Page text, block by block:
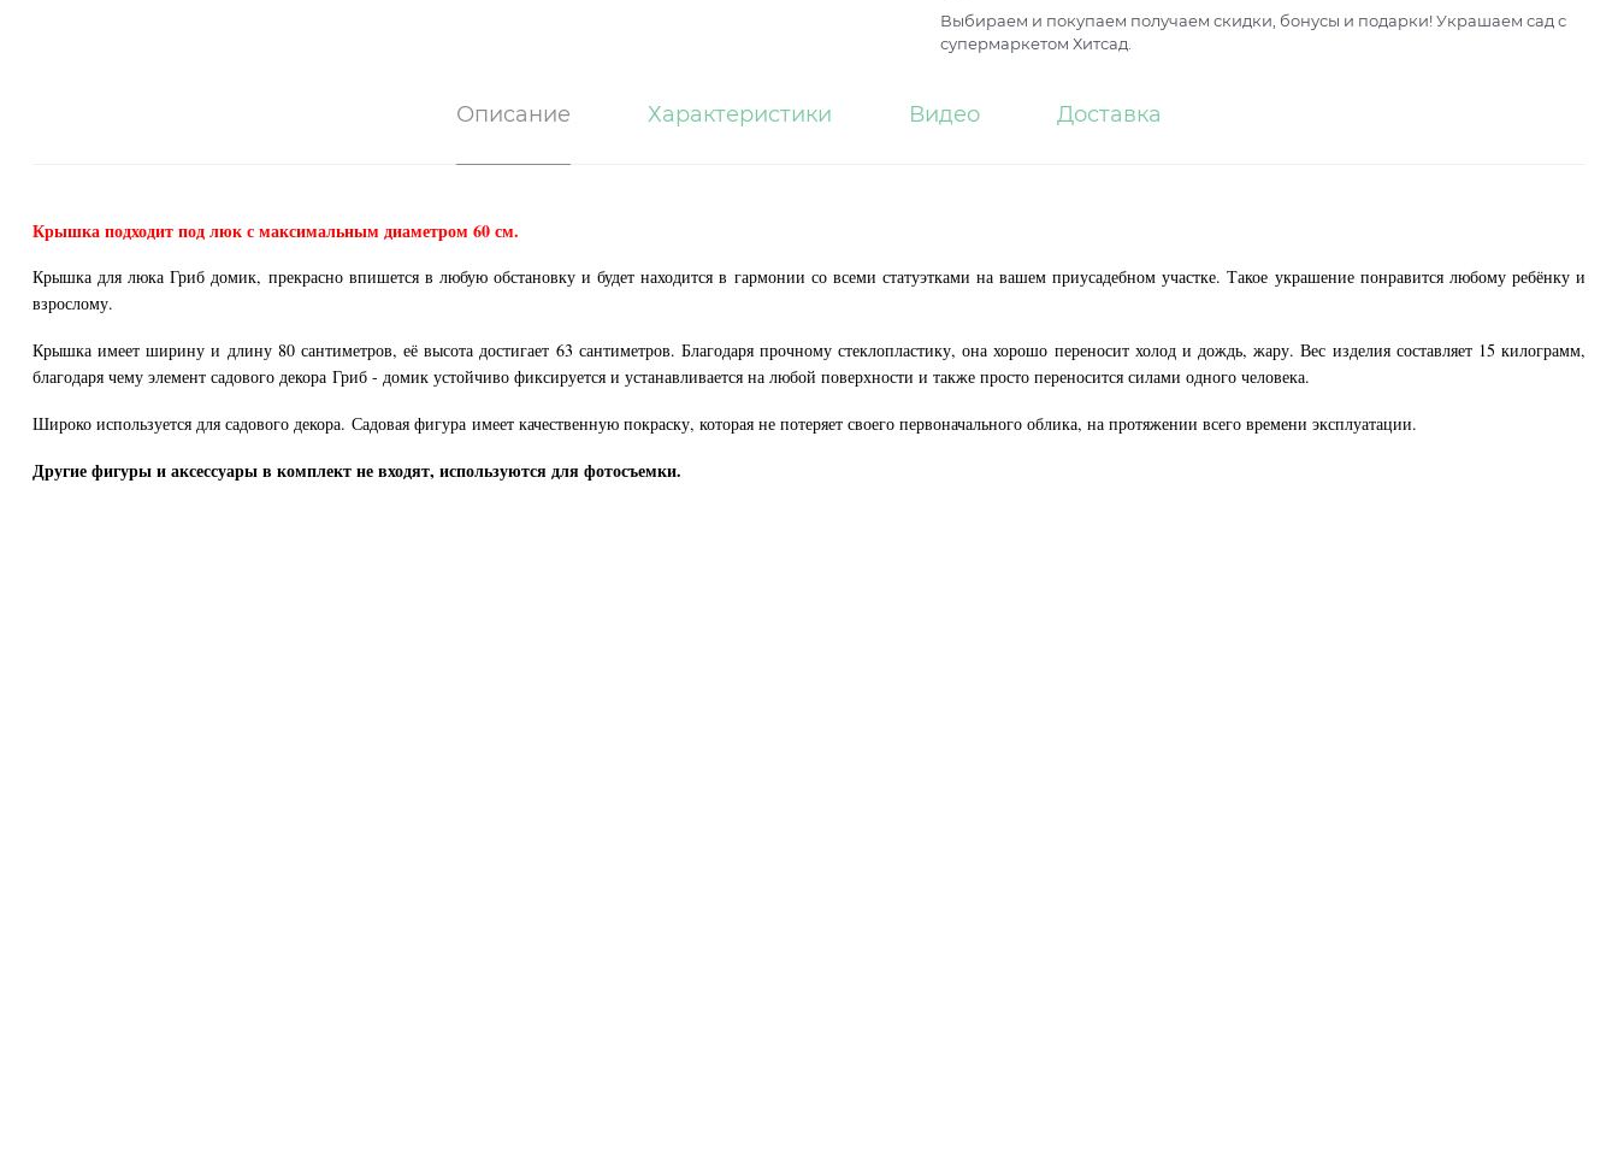
Выбираем и покупаем получаем скидки, бонусы и подарки! Украшаем сад с
супермаркетом Хитсад.
Описание Характеристики Видео Доставка
Крышка подходит под люк с максимальным диаметром 60 см.
Крышка для люка Гриб домик, прекрасно впишется в любую обстановку и будет находится в гармонии со всеми статуэтками на вашем приусадебном участке. Такое украшение понравится любому ребёнку и
взрослому.
Крышка имеет ширину и длину 80 сантиметров, её высота достигает 63 сантиметров. Благодаря прочному стеклопластику, она хорошо переносит холод и дождь, жару. Вес изделия составляет 15 килограмм,
благодаря чему элемент садового декора Гриб - домик устойчиво фиксируется и устанавливается на любой поверхности и также просто переносится силами одного человека.
Широко используется для садового декора. Садовая фигура имеет качественную покраску, которая не потеряет своего первоначального облика, на протяжении всего времени эксплуатации.
Другие фигуры и аксессуары в комплект не входят, используются для фотосъемки.